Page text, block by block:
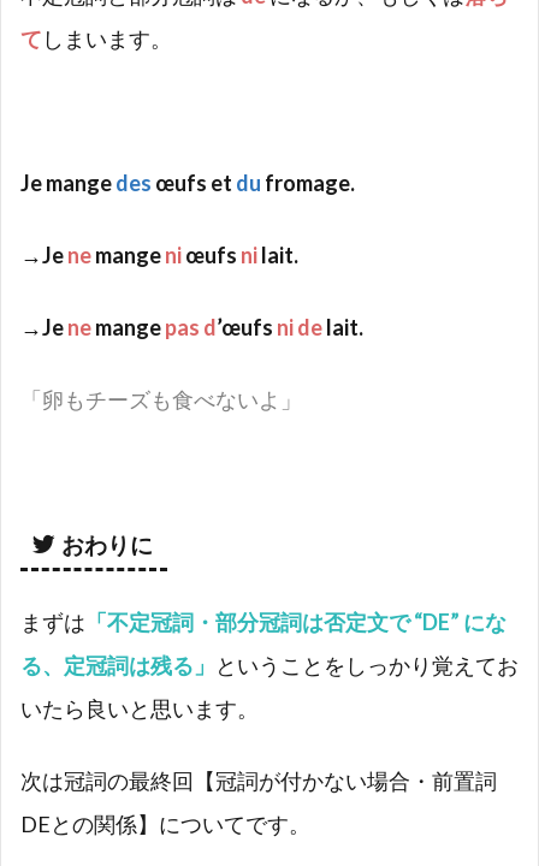
て しまいます。
Je mangedes œufs et du fromage.
→Jenemangeniœufs nilait.
→Jenemangepas d’œufs ni delait.
「卵もチーズも食べないよ」
おわりに
まずは 「不定冠詞・部分冠詞は否定文で “DE” にな
る、定冠詞は残る」 ということをしっかり覚えてお
いたら良いと思います。
次は冠詞の最終回【冠詞が付かない場合・前置詞
DEとの関係】についてです。